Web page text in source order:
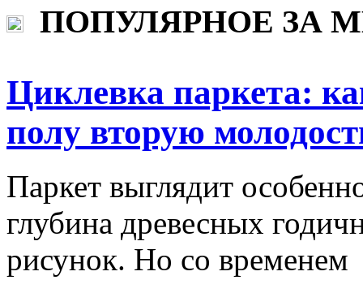
ПОПУЛЯРНОЕ ЗА
Циклевка паркета:
полу вторую
Паркет выглядит
глубина древесных
рисунок. Но со временем